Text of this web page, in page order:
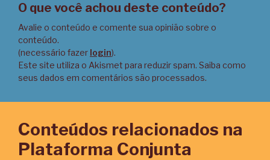
O que você achou deste conteúdo?
Avalie o conteúdo e comente sua opinião sobre o
conteúdo.
(necessário fazer login).
Este site utiliza o Akismet para reduzir spam. Saiba como
seus dados em comentários são processados.
Conteúdos relacionados na
Plataforma Conjunta